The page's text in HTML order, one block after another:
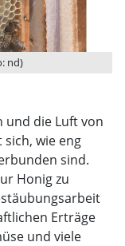
nd)
und die Luft von
wie eng
sind.
Honig zu
Erträge
und viele